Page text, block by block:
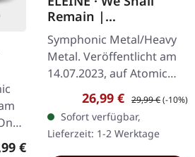
Preis:
€
Remain |
ORANGE/WHITE
MARBLED LP
Symphonic Metal/Heavy
Metal. Veröffentlicht am
14.07.2023, auf Atomic
Fire Records. Orange-
weiß marmoriertes Vinyl.
Die schwedische…
Verkaufspreis:
26,99 € Regulärer Preis:
29,99 €(-10%)
Sofort verfügbar,
Lieferzeit: 1-2 Werktage